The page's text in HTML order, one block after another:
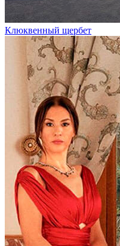
Клюквенный щербет